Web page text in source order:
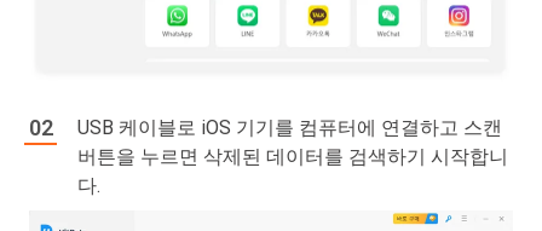
USB 케이블로 iOS 기기를 컴퓨터에 연결하고 스캔
버튼을 누르면 삭제된 데이터를 검색하기 시작합니
다.